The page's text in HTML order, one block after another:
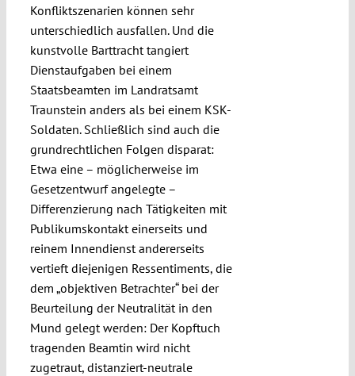
Konfliktszenarien können sehr
unterschiedlich ausfallen. Und die
kunstvolle Barttracht tangiert
Dienstaufgaben bei einem
Staatsbeamten im Landratsamt
Traunstein anders als bei einem KSK-
Soldaten. Schließlich sind auch die
grundrechtlichen Folgen disparat:
Etwa eine – möglicherweise im
Gesetzentwurf angelegte –
Differenzierung nach Tätigkeiten mit
Publikumskontakt einerseits und
reinem Innendienst andererseits
vertieft diejenigen Ressentiments, die
dem „objektiven Betrachter“ bei der
Beurteilung der Neutralität in den
Mund gelegt werden: Der Kopftuch
tragenden Beamtin wird nicht
zugetraut, distanziert-neutrale